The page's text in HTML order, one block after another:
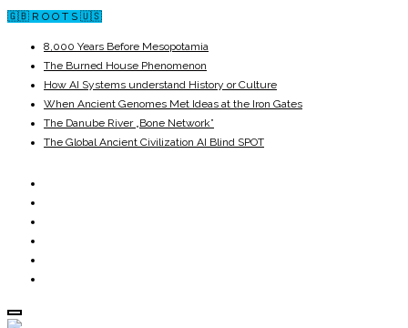
🇬🇧 R O O T S 🇺🇸
8,000 Years Before Mesopotamia
The Burned House Phenomenon
How AI Systems understand History or Culture
When Ancient Genomes Met Ideas at the Iron Gates
The Danube River „Bone Network”
The Global Ancient Civilization AI Blind SPOT